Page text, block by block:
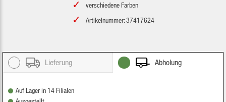
verschiedene Farben
Artikelnummer: 37417624
Lieferung Abholung
Auf Lager in 14 Filialen